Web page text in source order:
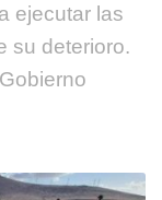
ejecutar las
su deterioro.